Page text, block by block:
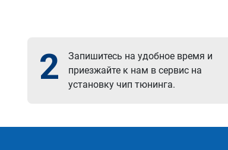
2
Запишитесь на удобное время и
приезжайте к нам в сервис на
установку чип тюнинга.